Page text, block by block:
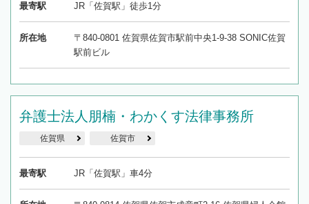
最寄駅 JR「佐賀駅」徒歩1分
所在地
〒840-0801 佐賀県佐賀市駅前中央1-9-38 SONIC佐賀
駅前ビル
弁護士法人朋楠・わかくす法律事務所
佐賀県 佐賀市
最寄駅 JR「佐賀駅」車4分